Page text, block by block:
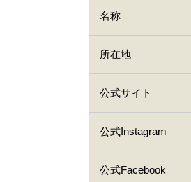
名称
所在地
公式サイト
公式Instagram
公式Facebook